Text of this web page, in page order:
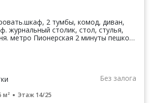
2 тумбы, комод, диван,
журнальный столик, стол, стулья,
Без залога
м² Этаж 14/25